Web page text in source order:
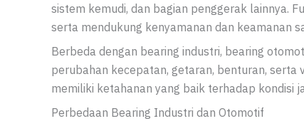
sistem kemudi, dan bagian penggerak lainnya.
serta mendukung kenyamanan dan keamanan
Berbeda dengan bearing industri, bearing
perubahan kecepatan, getaran, benturan, serta
memiliki ketahanan yang baik terhadap kondisi
Perbedaan Bearing Industri dan Otomotif